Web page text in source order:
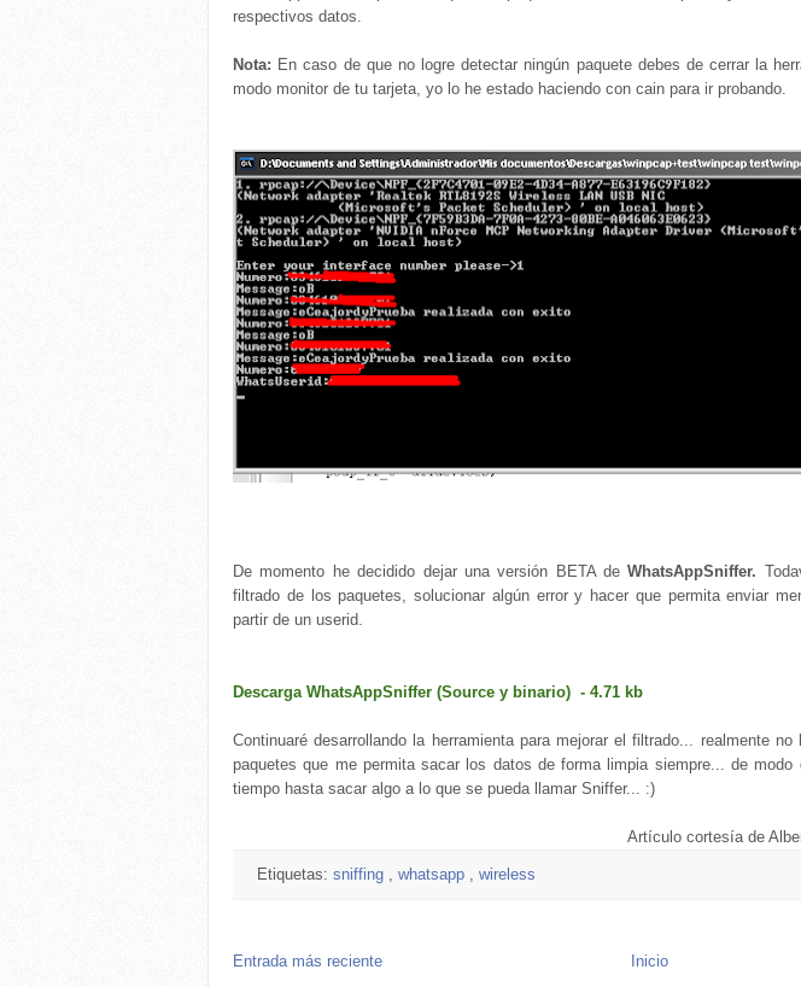
respectivos datos.
Nota: En caso de que no logre detectar ningún paquete debes de cerrar la
modo monitor de tu tarjeta, yo lo he estado haciendo con cain para ir probando.
De momento he decidido dejar una versión BETA deWhatsAppSniffer.
filtrado de los paquetes, solucionar algún error y hacer que permita enviar
partir de un userid.
Descarga WhatsAppSniffer (Source y binario) - 4.71 kb
Continuaré desarrollando la herramienta para mejorar el filtrado... realmente
paquetes que me permita sacar los datos de forma limpia siempre... de
tiempo hasta sacar algo a lo que se pueda llamar Sniffer... :)
Artículo cortesía de
Etiquetas: sniffing , whatsapp , wireless
Entrada más reciente Inicio